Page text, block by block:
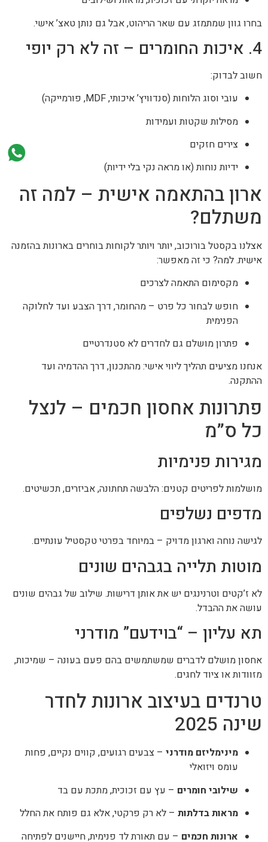
בחרו גוון שמתמזג עם שאר הריהוט, אבל גם נותן טאצ’ אישי.
4. איכות החומרים – זה לא רק יופי
חשוב לבדוק:
עובי וסוג הלוחות (סנדוויץ’ איכותי, MDF, פורמייקה)
מסילות שקטות ועמידות
צירים חזקים
ידיות נוחות (או מראה נקי בלי ידיות)
ארון בהתאמה אישית – למה זה
משתלם?
אצלנו בקסטל בורוכוב, יותר ויותר לקוחות בוחרים בארונות בהזמנה
אישית. למה? כי זה מאפשר:
מקסימום התאמה לצרכים
חופש לבחור כל פרט – מהחומר, דרך הצבע ועד לחלוקה
הפנימית
פתרון מושלם גם לחדרים לא סטנדרטיים
אנחנו מציעים תהליך ליווי אישי: מהתכנון, דרך ההדמיה ועד
ההתקנה.
פתרונות אחסון חכמים – לנצל
כל ס”מ
מגירות פנימיות
מושלמות לפריטים קטנים: הלבשה תחתונה, אביזרים, תכשיטים.
מדפים נשלפים
לגישה נוחה וארגון מדויק – במיוחד בפרטי טקסטיל עונתיים.
מוטות תלייה בגבהים שונים
לא ז’קטים וטרנינגים יש את אותן דרישות. שילוב של גבהים שונים
עושה את ההבדל.
תא עליון – “בוידעם” מודרני
אחסון מושלם לדברים שמשתמשים בהם פעם בעונה – שמיכות,
מזוודות או ציוד לחגים.
טרנדים בעיצוב ארונות לחדר
שינה 2025
מינימליזם מודרני – צבעים רגועים, קווים נקיים, פחות
עומס ויזואלי
שילובי חומרים – עץ עם זכוכית, מתכת עם בד
מראות בדלתות – לא רק פרקטי, אלא גם פותח את החלל
ארונות חכמים – עם תאורת לד פנימית, חיישנים לפתיחה